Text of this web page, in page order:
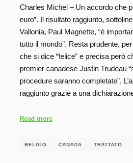
Charles Michel – Un accordo che
euro”. Il risultato raggiunto,
Vallonia, Paul Magnette, “è
tutto il mondo”. Resta prudente,
che si dice “felice” e precisa però
premier canadese Justin Trudeau
procedure saranno completate”.
raggiunto grazie a una
Read more
BELGIO CANADA TRATTATO